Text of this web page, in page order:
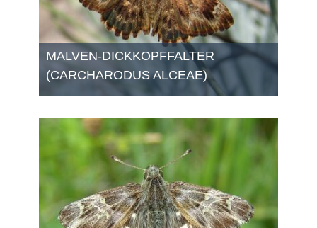
MALVEN-DICKKOPFFALTER
(CARCHARODUS ALCEAE)